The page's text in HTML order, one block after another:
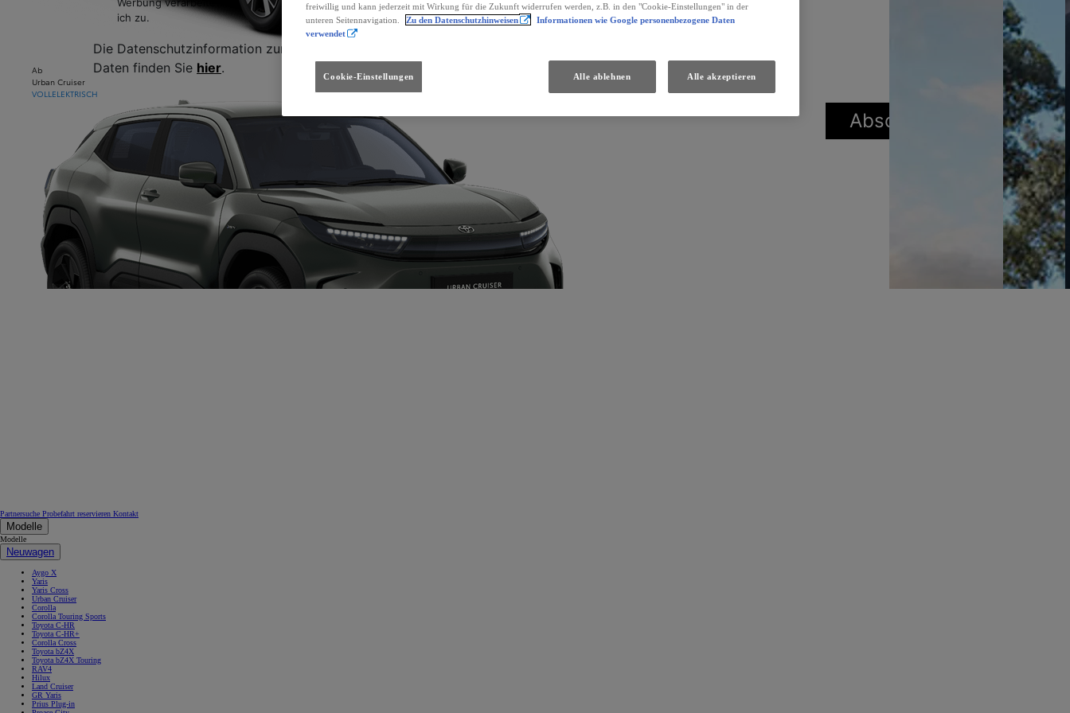
Ab
Urban Cruiser
VOLLELEKTRISCH
Partnersuche Probefahrt reservieren Kontakt
Modelle
Modelle
Neuwagen
Aygo X
Yaris
Yaris Cross
Urban Cruiser
Corolla
Corolla Touring Sports
Toyota C-HR
Toyota C-HR+
Corolla Cross
Toyota bZ4X
Toyota bZ4X Touring
RAV4
Hilux
Land Cruiser
GR Yaris
Prius Plug-in
freiwillig und kann jederzeit mit Wirkung für die Zukunft widerrufen werden, z.B. in den "Cookie-Einstellungen" in der
unteren Seitennavigation.
Zu den Datenschutzhinweisen
Informationen wie Google personenbezogene Daten
verwendet
Cookie-Einstellungen Alle ablehnen Alle akzeptieren